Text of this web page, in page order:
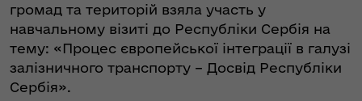
громад та територій взяла участь у
навчальному візиті до Республіки Сербія на
тему: «Процес європейської інтеграції в галузі
залізничного транспорту – Досвід Республіки
Сербія».